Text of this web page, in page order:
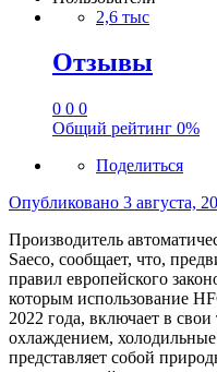
2,6 тыс
Отзывы
0 0 0
Общий рейтинг 0%
Поделиться
Опубликовано 3 августа,
Производитель
Saeco, сообщает, что,
правил европейского
которым использование
2022 года, включает в
охлаждением,
представляет собой